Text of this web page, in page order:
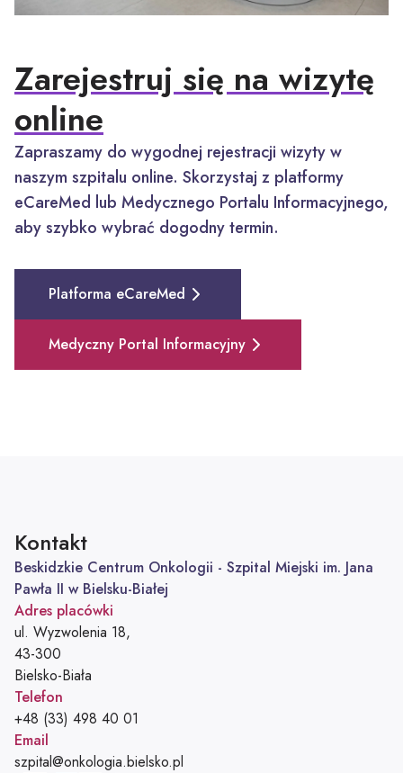
Zarejestruj się na wizytę
online
Zapraszamy do wygodnej rejestracji wizyty w
naszym szpitalu online. Skorzystaj z platformy
eCareMed lub Medycznego Portalu Informacyjnego,
aby szybko wybrać dogodny termin.
Platforma eCareMed
Medyczny Portal Informacyjny
Kontakt
Beskidzkie Centrum Onkologii - Szpital Miejski im. Jana
Pawła II w Bielsku-Białej
Adres placówki
ul. Wyzwolenia 18,
43-300
Bielsko-Biała
Telefon
Telefon:
+48 (33) 498 40 01
Email
Adres e-mail:
szpital@onkologia.bielsko.pl